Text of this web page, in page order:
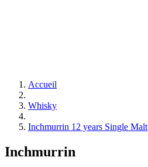
Accueil
Whisky
Inchmurrin 12 years Single Malt
Inchmurrin